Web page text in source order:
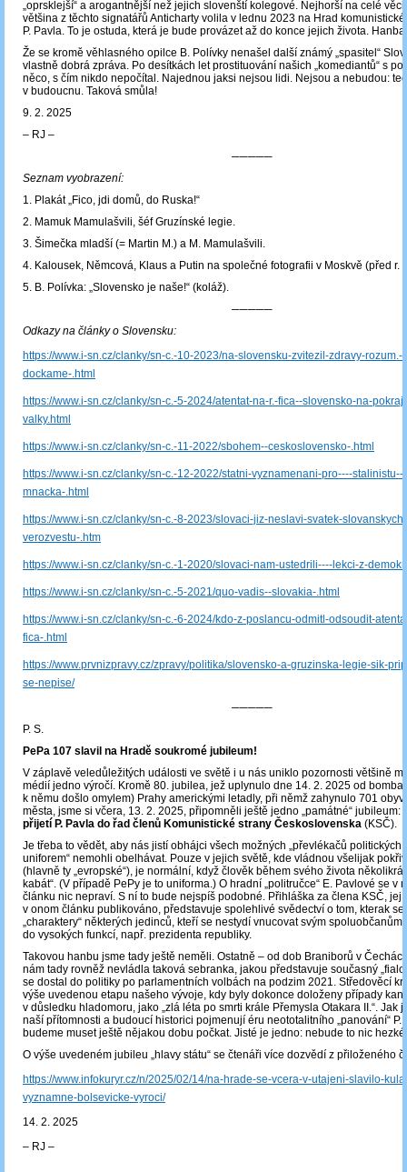
„oprsklejší“ a arogantnější než jejich slovenští kolegové. Nejhorší na celé věci
většina z těchto signatářů Anticharty volila v lednu 2023 na Hrad
P. Pavla. To je ostuda, která je bude provázet až do konce jejich života.
Že se kromě věhlasného opilce B. Polívky nenašel další známý „spasitel“
vlastně dobrá zpráva. Po desítkách let prostituování našich „komediantů“ s
něco, s čím nikdo nepočítal. Najednou jaksi nejsou lidi. Nejsou a nebudou:
v budoucnu. Taková smůla!
9. 2. 2025
‒ RJ ‒
─────
Seznam vyobrazení:
1. Plakát „Fico, jdi domů, do Ruska!“
2. Mamuk Mamulašvili, šéf Gruzínské legie.
3. Šimečka mladší (= Martin M.) a M. Mamulašvili.
4. Kalousek, Němcová, Klaus a Putin na společné fotografii v Moskvě (před r.
5. B. Polívka: „Slovensko je naše!“ (koláž).
─────
Odkazy na články o Slovensku:
https://www.i-sn.cz/clanky/sn-c.-10-2023/na-slovensku-zvitezil-zdravy-rozum.-
dockame-.html
https://www.i-sn.cz/clanky/sn-c.-5-2024/atentat-na-r.-fica--slovensko-na-
valky.html
https://www.i-sn.cz/clanky/sn-c.-11-2022/sbohem--ceskoslovensko-.html
https://www.i-sn.cz/clanky/sn-c.-12-2022/statni-vyznamenani-pro----
mnacka-.html
https://www.i-sn.cz/clanky/sn-c.-8-2023/slovaci-jiz-neslavi-svatek-slovanskych-
verozvestu-.htm
https://www.i-sn.cz/clanky/sn-c.-1-2020/slovaci-nam-ustedrili----lekci-z-
https://www.i-sn.cz/clanky/sn-c.-5-2021/quo-vadis--slovakia-.html
https://www.i-sn.cz/clanky/sn-c.-6-2024/kdo-z-poslancu-odmitl-odsoudit-
fica-.html
https://www.prvnizpravy.cz/zpravy/politika/slovensko-a-gruzinska-legie-sik-
se-nepise/
─────
P. S.
PePa 107 slavil na Hradě soukromé jubileum!
V záplavě veledůležitých události ve světě i u nás uniklo pozornosti většině
médií jedno výročí. Kromě 80. jubilea, jež uplynulo dne 14. 2. 2025 od
k němu došlo omylem) Prahy americkými letadly, při němž zahynulo 701
města, jsme si včera, 13. 2. 2025, připomněli ještě jedno „památné“ jubileum:
přijetí P. Pavla do řad členů Komunistické strany Československa (KSČ).
Je třeba to vědět, aby nás jistí obhájci všech možných „převlékačů politických
uniforem“ nemohli obelhávat. Pouze v jejich světě, kde vládnou všelijak
(hlavně ty „evropské“), je normální, když člověk během svého života
kabát“. (V případě PePy je to uniforma.) O hradní „politručce“ E. Pavlové se v
článku nic nepraví. S ní to bude nejspíš podobné. Přihláška za člena KSČ,
v onom článku publikováno, představuje spolehlivé svědectví o tom, kterak
„charaktery“ některých jedinců, kteří se nestydí vnucovat svým
do vysokých funkcí, např. prezidenta republiky.
Takovou hanbu jsme tady ještě neměli. Ostatně – od dob Braniborů v
nám tady rovněž nevládla taková sebranka, jakou představuje současný
se dostal do politiky po parlamentních volbách na podzim 2021. Středověcí
výše uvedenou etapu našeho vývoje, kdy byly dokonce doloženy případy
v důsledku hladomoru, jako „zlá léta po smrti krále Přemysla Otakara II.“. Jak
naší přítomnosti a budoucí historici pojmenují éru neototalitního „panování“ P.
budeme muset ještě nějakou dobu počkat. Jisté je jedno: nebude to nic
O výše uvedeném jubileu „hlavy státu“ se čtenáři více dozvědí z přiloženého
https://www.infokuryr.cz/n/2025/02/14/na-hrade-se-vcera-v-utajeni-slavilo-
vyznamne-bolsevicke-vyroci/
14. 2. 2025
‒ RJ ‒